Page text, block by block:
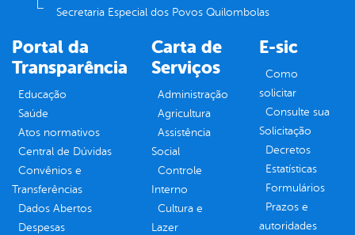
Secretaria Especial dos Povos Quilombolas
Portal da
Transparência
Educação
Saúde
Atos normativos
Central de Dúvidas
Convênios e
Transferências
Dados Abertos
Despesas
Carta de
Serviços
Administração
Agricultura
Assistência
Social
Controle
Interno
Cultura e
Lazer
E-sic
Como
solicitar
Consulte sua
Solicitação
Decretos
Estatísticas
Formulários
Prazos e
autoridades